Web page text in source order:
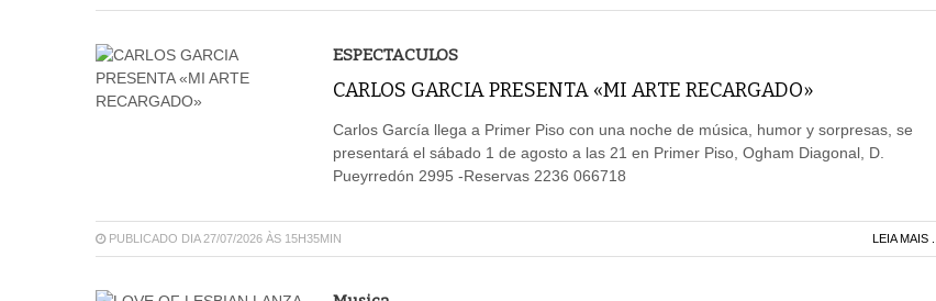
ESPECTACULOS
CARLOS GARCIA PRESENTA «MI ARTE RECARGADO»
Carlos García llega a Primer Piso con una noche de música, humor y sorpresas, se
presentará el sábado 1 de agosto a las 21 en Primer Piso, Ogham Diagonal, D.
Pueyrredón 2995 -Reservas 2236 066718
PUBLICADO DIA 27/07/2026 ÀS 15H35MIN LEIA MAIS ...